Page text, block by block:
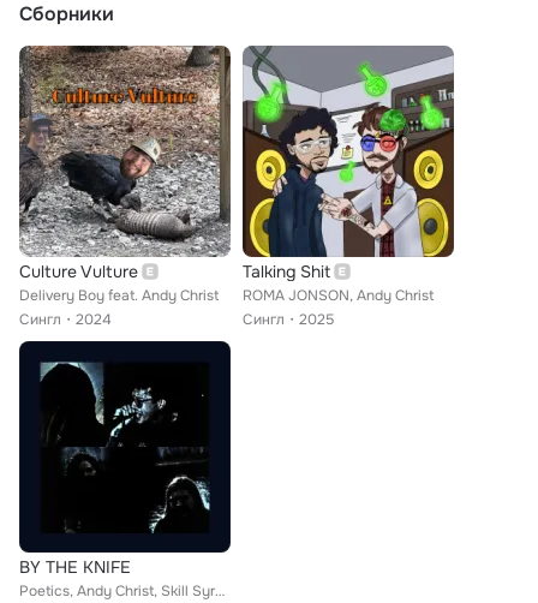
Сборники
Culture Vulture
Delivery Boy feat. Andy Christ
Сингл
2024
Talking Shit
ROMA JONSON, Andy Christ
Сингл
2025
BY THE KNIFE
Poetics, Andy Christ, Skill Syrup